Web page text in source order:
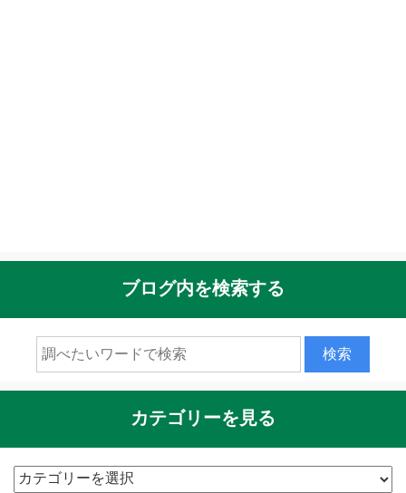
ブログ内を検索する
カテゴリーを見る
カ